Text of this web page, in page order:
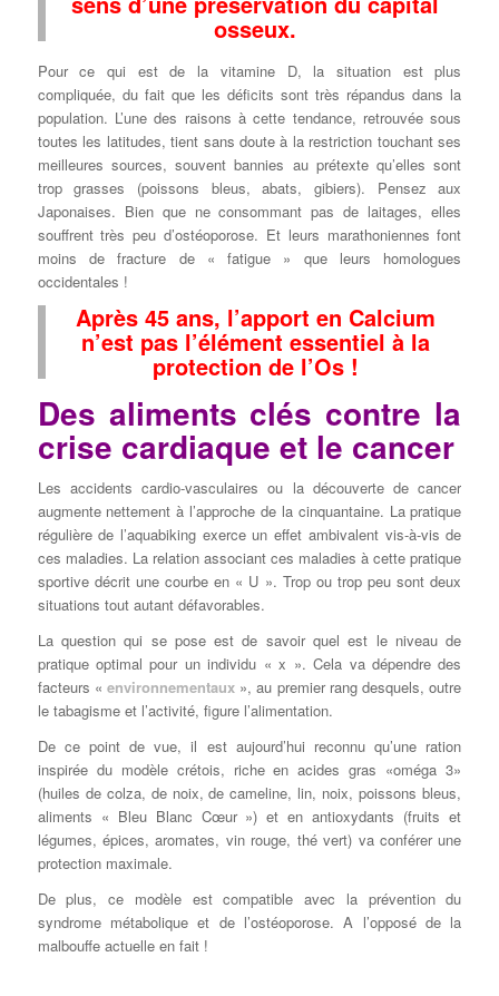
osseux.
Pour ce qui est de la vitamine D, la situation est plus
compliquée, du fait que les déficits sont très répandus dans la
population. L’une des raisons à cette tendance, retrouvée sous
toutes les latitudes, tient sans doute à la restriction touchant ses
meilleures sources, souvent bannies au prétexte qu’elles sont
trop grasses (poissons bleus, abats, gibiers). Pensez aux
Japonaises. Bien que ne consommant pas de laitages, elles
souffrent très peu d’ostéoporose. Et leurs marathoniennes font
moins de fracture de « fatigue » que leurs homologues
occidentales !
Après 45 ans, l’apport en Calcium
n’est pas l’élément essentiel à la
protection de l’Os !
Des aliments clés contre la
crise cardiaque et le cancer
Les accidents cardio-vasculaires ou la découverte de cancer
augmente nettement à l’approche de la cinquantaine. La pratique
régulière de l’aquabiking exerce un effet ambivalent vis-à-vis de
ces maladies. La relation associant ces maladies à cette pratique
sportive décrit une courbe en « U ». Trop ou trop peu sont deux
situations tout autant défavorables.
La question qui se pose est de savoir quel est le niveau de
pratique optimal pour un individu « x ». Cela va dépendre des
facteurs «environnementaux », au premier rang desquels, outre
le tabagisme et l’activité, figure l’alimentation.
De ce point de vue, il est aujourd’hui reconnu qu’une ration
inspirée du modèle crétois, riche en acides gras «oméga 3»
(huiles de colza, de noix, de cameline, lin, noix, poissons bleus,
aliments « Bleu Blanc Cœur ») et en antioxydants (fruits et
légumes, épices, aromates, vin rouge, thé vert) va conférer une
protection maximale.
De plus, ce modèle est compatible avec la prévention du
syndrome métabolique et de l’ostéoporose. A l’opposé de la
malbouffe actuelle en fait !